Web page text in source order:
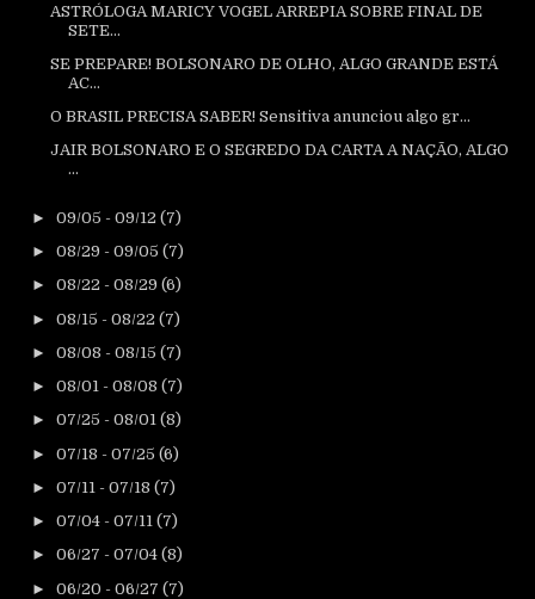
ASTRÓLOGA MARICY VOGEL ARREPIA SOBRE FINAL DE
SETE...
SE PREPARE! BOLSONARO DE OLHO, ALGO GRANDE ESTÁ
AC...
O BRASIL PRECISA SABER! Sensitiva anunciou algo gr...
JAIR BOLSONARO E O SEGREDO DA CARTA A NAÇÃO, ALGO
...
► 09/05 - 09/12 (7)
► 08/29 - 09/05 (7)
► 08/22 - 08/29 (6)
► 08/15 - 08/22 (7)
► 08/08 - 08/15 (7)
► 08/01 - 08/08 (7)
► 07/25 - 08/01 (8)
► 07/18 - 07/25 (6)
► 07/11 - 07/18 (7)
► 07/04 - 07/11 (7)
► 06/27 - 07/04 (8)
► 06/20 - 06/27 (7)